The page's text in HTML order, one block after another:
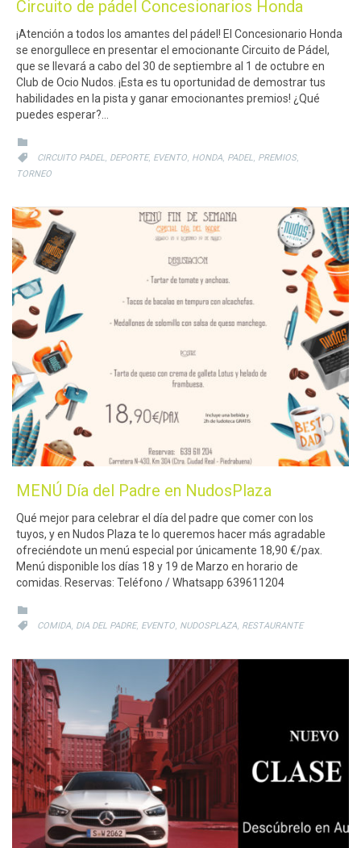
Circuito de pádel Concesionarios Honda
¡Atención a todos los amantes del pádel! El Concesionario Honda
se enorgullece en presentar el emocionante Circuito de Pádel,
que se llevará a cabo del 30 de septiembre al 1 de octubre en
Club de Ocio Nudos. ¡Esta es tu oportunidad de demostrar tus
habilidades en la pista y ganar emocionantes premios! ¿Qué
puedes esperar?…

 CATEGORY
CIRCUITO PADEL, DEPORTE, EVENTO, HONDA, PADEL, PREMIOS,
TORNEO
MENÚ Día del Padre en NudosPlaza
Qué mejor para celebrar el día del padre que comer con los
tuyos, y en Nudos Plaza te lo queremos hacer más agradable
ofreciéndote un menú especial por únicamente 18,90 €/pax.
Menú disponible los días 18 y 19 de Marzo en horario de
comidas. Reservas: Teléfono / Whatsapp 639611204

 CATEGORY
COMIDA, DIA DEL PADRE, EVENTO, NUDOSPLAZA, RESTAURANTE